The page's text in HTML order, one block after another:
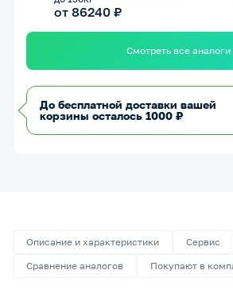
от 86240 ₽
Смотреть все аналоги
До бесплатной доставки вашей
корзины осталось 1000 ₽
Описание и характеристики
Сервис
Сравнение аналогов
Покупают в